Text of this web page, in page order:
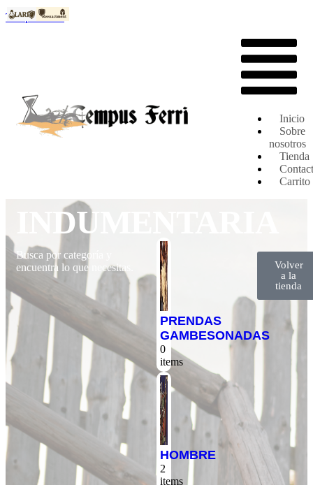
Tempus Ferri
Inicio
Sobre
nosotros
Tienda
Carrito
INDUMENTARIA
Busca por categoría y
encuentra lo que necesitas.
PRENDAS
GAMBESONADAS
0
items
HOMBRE
2
items
Volver
a la
tienda